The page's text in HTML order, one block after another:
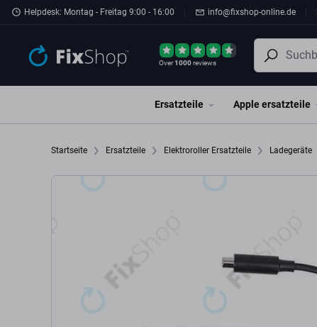
Zum Hauptinhalt springen
Helpdesk: Montag - Freitag 9:00 - 16:00 info@fixshop-online.de
Over1000reviews
Ersatzteile Apple ersatzteile
Startseite Ersatzteile Elektroroller Ersatzteile Ladegeräte